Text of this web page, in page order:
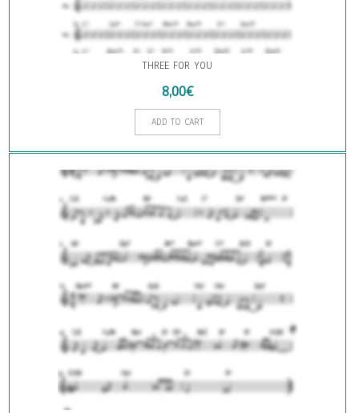
THREE FOR YOU
8,00€
ADD TO CART